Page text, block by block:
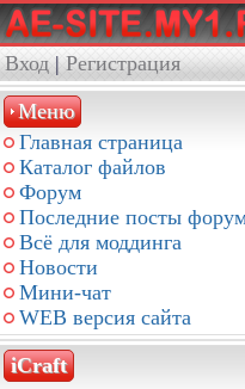
Вход|Регистрация
Меню
Главная страница
Каталог файлов
Форум
Последние посты
Всё для моддинга
Новости
Мини-чат
WEB версия сайта
iCraft